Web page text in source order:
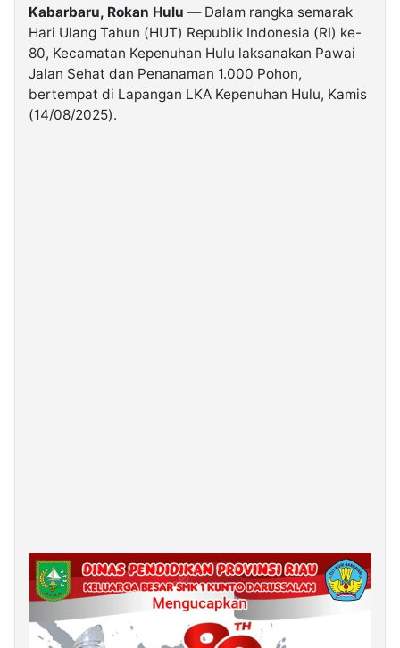
Kabarbaru.co
2026
Kabarbaru, Rokan Hulu — Dalam rangka semarak
Hari Ulang Tahun (HUT) Republik Indonesia (RI) ke-
80, Kecamatan Kepenuhan Hulu laksanakan Pawai
Jalan Sehat dan Penanaman 1.000 Pohon,
bertempat di Lapangan LKA Kepenuhan Hulu, Kamis
(14/08/2025).